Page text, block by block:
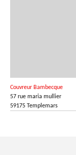
Couvreur Bambecque
57 rue maria mullier
59175 Templemars